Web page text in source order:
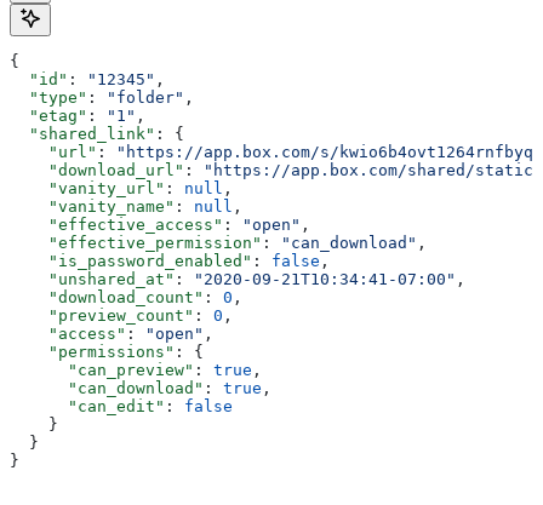
{
  "id"
: "12345" ,
  "type"
: "folder" ,
  "etag"
: "1" ,
  "shared_link"
: {
    "url"
:
"https://app.box.com/s/
    "download_url"
:
"https://app.box.com/shared/static/
    "vanity_url"
: null ,
    "vanity_name"
: null ,
    "effective_access"
: "open" ,
    "effective_permission"
: "can_download" ,
    "is_password_enabled"
: false ,
    "unshared_at"
: "2020-09-21T10:34:41-07:00" ,
    "download_count"
: 0 ,
    "preview_count"
: 0 ,
    "access"
: "open" ,
    "permissions"
: {
      "can_preview"
: true ,
      "can_download"
: true ,
      "can_edit"
: false
    }
  }
}